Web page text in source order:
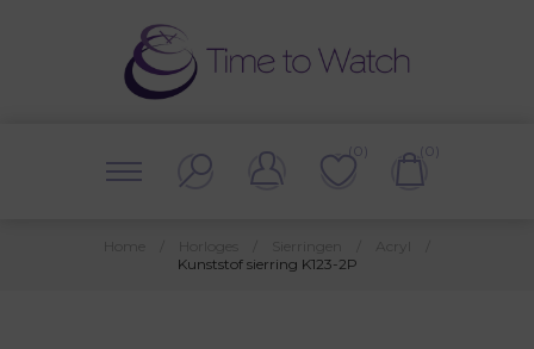
(0) (0)
Kunststof sierring K123-2P